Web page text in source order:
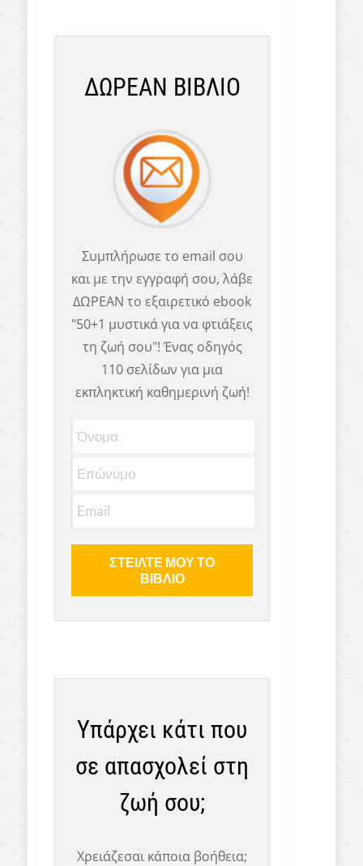
ΔΩΡΕΑΝ ΒΙΒΛΙΟ
Συμπλήρωσε το email σου
και με την εγγραφή σου, λάβε
ΔΩΡΕΑΝ το εξαιρετικό ebook
"50+1 μυστικά για να φτιάξεις
τη ζωή σου"! Ένας οδηγός
110 σελίδων για μια
εκπληκτική καθημερινή ζωή!
Υπάρχει κάτι που
σε απασχολεί στη
ζωή σου;
Χρειάζεσαι κάποια βοήθεια;